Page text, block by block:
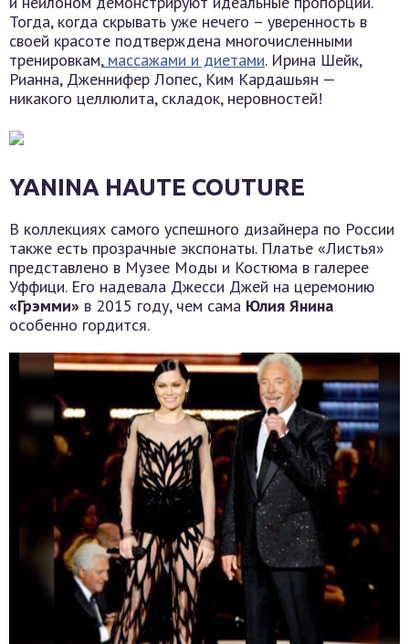
Тогда, когда скрывать уже нечего – уверенность в
своей красоте подтверждена многочисленными
тренировкам,массажами и диетами. Ирина Шейк,
Рианна, Дженнифер Лопес, Ким Кардашьян —
никакого целлюлита, складок, неровностей!
YANINA HAUTE COUTURE
В коллекциях самого успешного дизайнера по России
также есть прозрачные экспонаты. Платье «Листья»
представлено в Музее Моды и Костюма в галерее
Уффици. Его надевала Джесси Джей на церемонию
«Грэмми» в 2015 году, чем сама Юлия Янина
особенно гордится.